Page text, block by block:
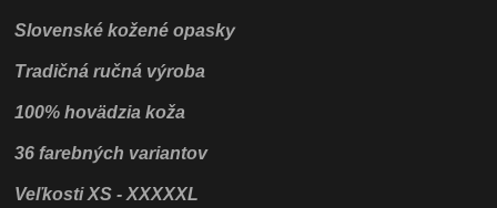
Slovenské kožené opasky
Tradičná ručná výroba
100% hovädzia koža
36 farebných variantov
Veľkosti XS - XXXXXL